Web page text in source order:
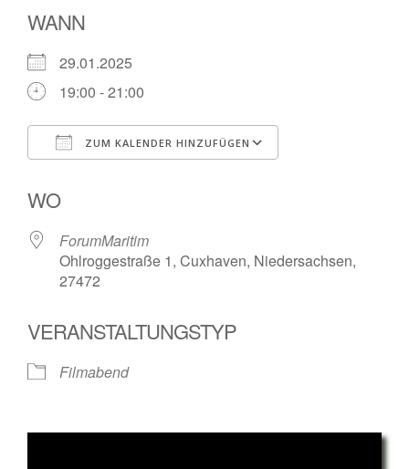
WANN
29.01.2025
19:00 - 21:00
ZUM KALENDER HINZUFÜGEN
WO
ForumMaritim
Ohlroggestraße 1, Cuxhaven, Niedersachsen,
27472
VERANSTALTUNGSTYP
Filmabend